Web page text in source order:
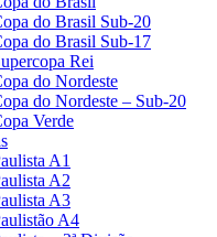
do Brasil Sub-20
do Brasil Sub-17
Rei
do Nordeste
do Nordeste – Sub-20
Verde
A1
A2
A3
A4